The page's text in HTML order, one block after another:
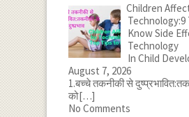
Children
Know Side
Technology
In Child
August 7, 2026
1.बच्चे तकनीकी से
को[…]
No Comments